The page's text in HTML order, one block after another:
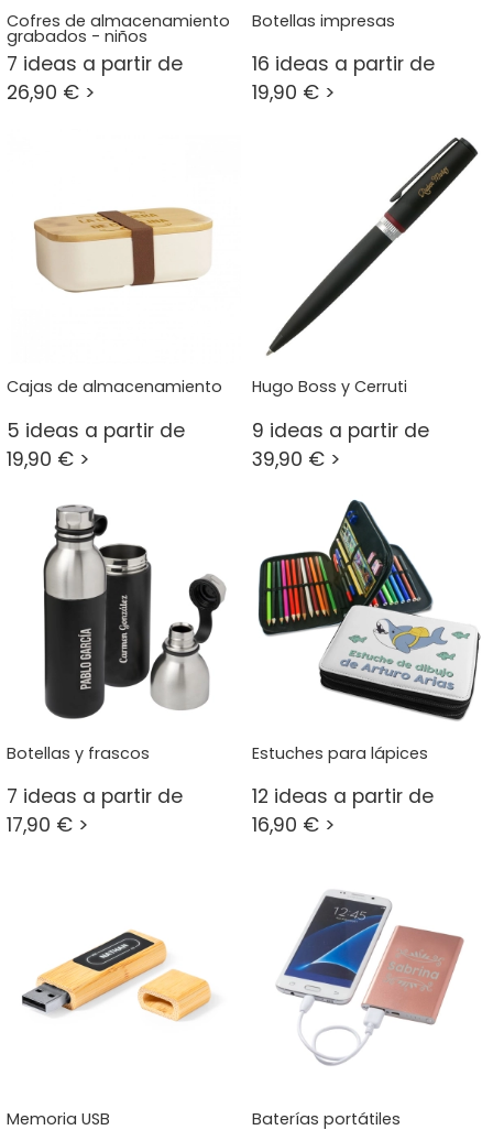
Cofres de almacenamiento
grabados - niños
7 ideas a partir de
26,90 € >
Botellas impresas
16 ideas a partir de
19,90 € >
Cajas de almacenamiento
5 ideas a partir de
19,90 € >
Hugo Boss y Cerruti
9 ideas a partir de
39,90 € >
Botellas y frascos
7 ideas a partir de
17,90 € >
Estuches para lápices
12 ideas a partir de
16,90 € >
Memoria USB Baterías portátiles